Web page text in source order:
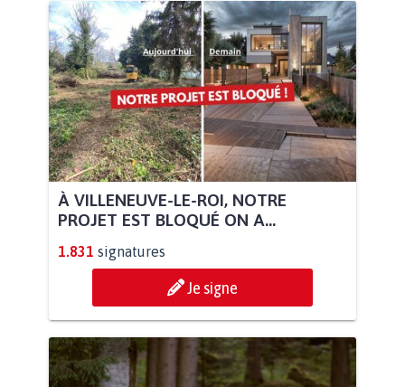
À VILLENEUVE-LE-ROI, NOTRE
PROJET EST BLOQUÉ ON A...
1.831 signatures
Je signe